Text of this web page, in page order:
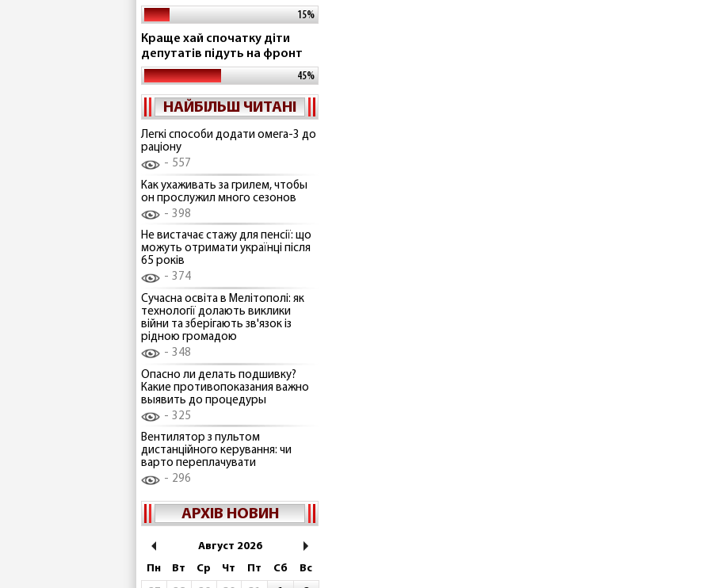
15%
Краще хай спочатку діти
депутатів підуть на фронт
45%
НАЙБІЛЬШ ЧИТАНІ
Легкі способи додати омега-3 до
раціону
557
Как ухаживать за грилем, чтобы
он прослужил много сезонов
398
Не вистачає стажу для пенсії: що
можуть отримати українці після
65 років
374
Сучасна освіта в Мелітополі: як
технології долають виклики
війни та зберігають зв'язок із
рідною громадою
348
Опасно ли делать подшивку?
Какие противопоказания важно
выявить до процедуры
325
Вентилятор з пультом
дистанційного керування: чи
варто переплачувати
296
АРХІВ НОВИН
Август 2026
Пн
Вт Ср Чт Пт Сб
Вс